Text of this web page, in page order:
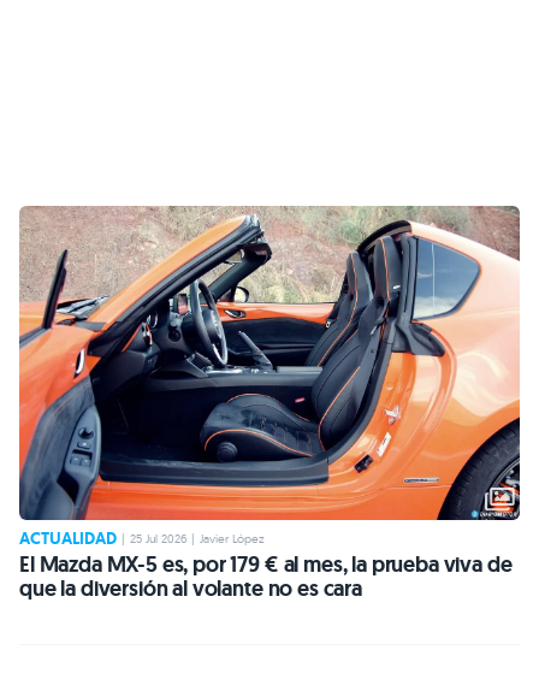
ACTUALIDAD | 25 Jul 2026 | Javier López
El Mazda MX-5 es, por 179 € al mes, la prueba viva de
que la diversión al volante no es cara